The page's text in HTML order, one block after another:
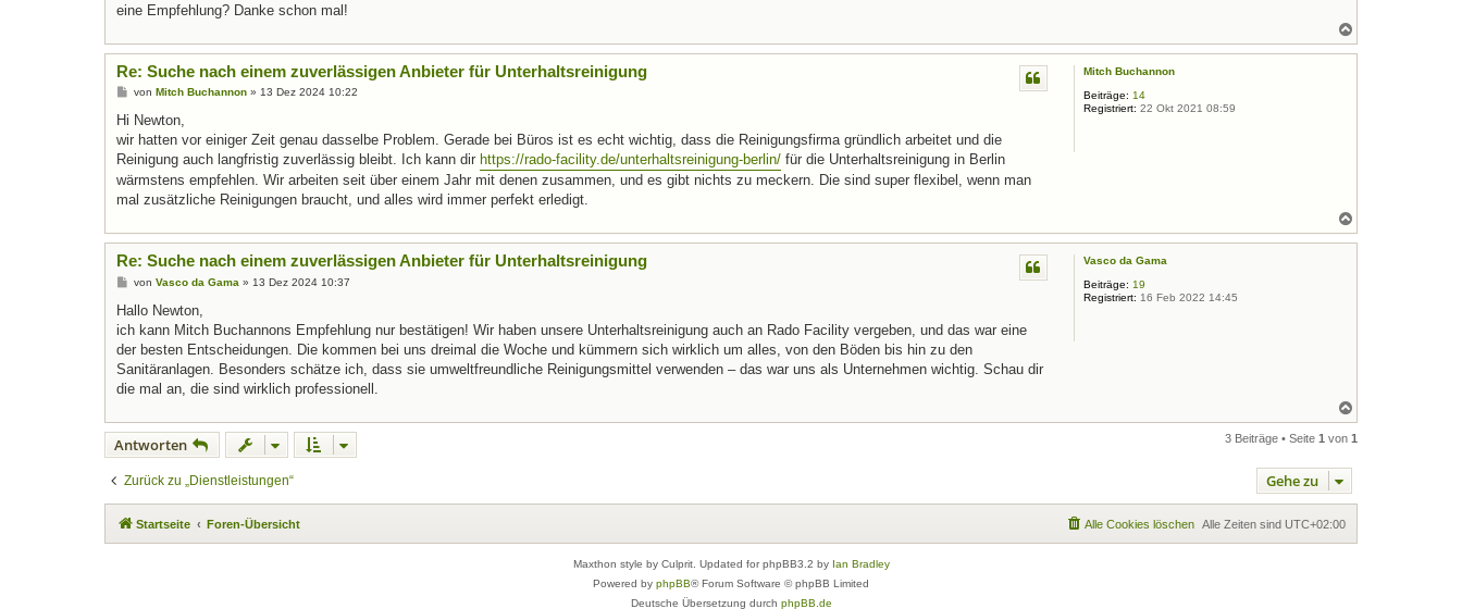
eine Empfehlung? Danke schon mal!
a
c
Mitch Buchannon
Beiträge: 14
Registriert: 22 Okt 2021 08:59
Re: Suche nach einem zuverlässigen Anbieter für Unterhaltsreinigung
B
r
a
von Mitch Buchannon» 13 Dez 2024 10:22
Hi Newton,
wir hatten vor einiger Zeit genau dasselbe Problem. Gerade bei Büros ist es echt wichtig, dass die Reinigungsfirma gründlich arbeitet und die
Reinigung auch langfristig zuverlässig bleibt. Ich kann dir https://rado-facility.de/unterhaltsreinigung-berlin/ für die Unterhaltsreinigung in Berlin
wärmstens empfehlen. Wir arbeiten seit über einem Jahr mit denen zusammen, und es gibt nichts zu meckern. Die sind super flexibel, wenn man
mal zusätzliche Reinigungen braucht, und alles wird immer perfekt erledigt.
a
c
Vasco da Gama
Beiträge: 19
Registriert: 16 Feb 2022 14:45
Re: Suche nach einem zuverlässigen Anbieter für Unterhaltsreinigung
B
i
r
a
von Vasco da Gama » 13 Dez 2024 10:37
Hallo Newton,
ich kann Mitch Buchannons Empfehlung nur bestätigen! Wir haben unsere Unterhaltsreinigung auch an Rado Facility vergeben, und das war eine
der besten Entscheidungen. Die kommen bei uns dreimal die Woche und kümmern sich wirklich um alles, von den Böden bis hin zu den
Sanitäranlagen. Besonders schätze ich, dass sie umweltfreundliche Reinigungsmittel verwenden – das war uns als Unternehmen wichtig. Schau dir
die mal an, die sind wirklich professionell.
a
Antworten 3 Beiträge • Seite 1 von 1
Zurück zu „Dienstleistungen“ Gehe zu
Startseite Foren-Übersicht Alle Zeiten sind UTC+02:00
Alle Cookies löschen
Maxthon style by Culprit. Updated for phpBB3.2 by Ian Bradley
Powered by phpBB® Forum Software © phpBB Limited
Deutsche Übersetzung durch phpBB.de